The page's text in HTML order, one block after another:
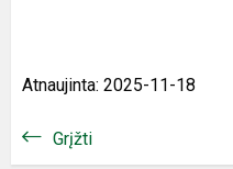
Atnaujinta: 2025-11-18
Grįžti